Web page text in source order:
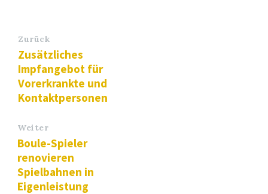
Zurück
Zusätzliches
Impfangebot für
Vorerkrankte und
Kontaktpersonen
Weiter
Boule-Spieler
renovieren
Spielbahnen in
Eigenleistung